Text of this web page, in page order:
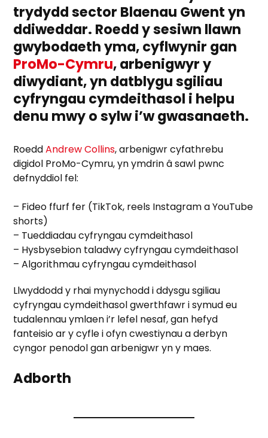
trydydd sector Blaenau Gwent yn
ddiweddar. Roedd y sesiwn llawn
gwybodaeth yma, cyflwynir gan
ProMo-Cymru, arbenigwyr y
diwydiant, yn datblygu sgiliau
cyfryngau cymdeithasol i helpu
denu mwy o sylw i’w gwasanaeth.
RoeddAndrew Collins, arbenigwr cyfathrebu
digidol ProMo-Cymru, yn ymdrin â sawl pwnc
defnyddiol fel:
– Fideo ffurf fer (TikTok, reels Instagram a YouTube
shorts)
– Tueddiadau cyfryngau cymdeithasol
– Hysbysebion taladwy cyfryngau cymdeithasol
– Algorithmau cyfryngau cymdeithasol
Llwyddodd y rhai mynychodd i ddysgu sgiliau
cyfryngau cymdeithasol gwerthfawr i symud eu
tudalennau ymlaen i’r lefel nesaf, gan hefyd
fanteisio ar y cyfle i ofyn cwestiynau a derbyn
cyngor penodol gan arbenigwr yn y maes.
Adborth